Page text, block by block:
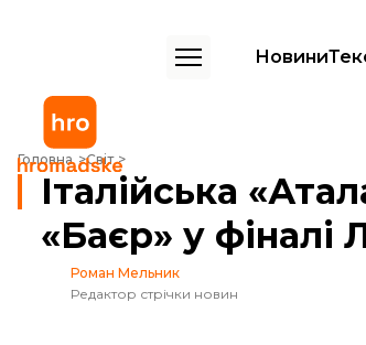
Новини
Головна Світ
Італійська «Аталанта» здолала німецький «Баєр» у
Італійська
«Баєр» у фіналі
Роман Мельник
Редактор стрічки новин